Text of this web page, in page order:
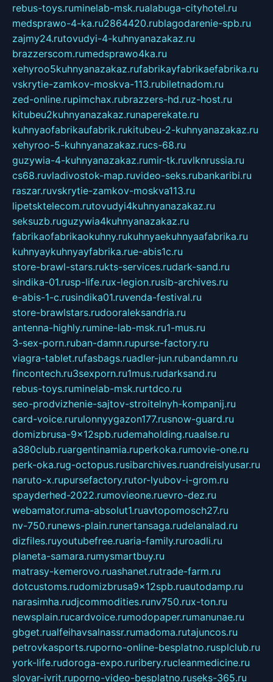
rebus-toys.ruminelab-msk.rualabuga-cityhotel.ru
medsprawo-4-ka.ru2864420.rublagodarenie-spb.ru
zajmy24.rutovudyi-4-kuhnyanazakaz.ru
brazzerscom.rumedsprawo4ka.ru
xehyroo5kuhnyanazakaz.rufabrikayfabrikaefabrika.ru
vskrytie-zamkov-moskva-113.rubiletnadom.ru
zed-online.rupimchax.rubrazzers-hd.ruz-host.ru
kitubeu2kuhnyanazakaz.runaperekate.ru
kuhnyaofabrikaufabrik.rukitubeu-2-kuhnyanazakaz.ru
xehyroo-5-kuhnyanazakaz.rucs-68.ru
guzywia-4-kuhnyanazakaz.rumir-tk.ruvlknrussia.ru
cs68.ruvladivostok-map.ruvideo-seks.rubankaribi.ru
raszar.ruvskrytie-zamkov-moskva113.ru
lipetsktelecom.rutovudyi4kuhnyanazakaz.ru
seksuzb.ruguzywia4kuhnyanazakaz.ru
fabrikaofabrikaokuhny.rukuhnyaekuhnyaafabrika.ru
kuhnyaykuhnyayfabrika.rue-abis1c.ru
store-brawl-stars.rukts-services.rudark-sand.ru
sindika-01.rusp-life.rux-legion.rusib-archives.ru
e-abis-1-c.rusindika01.ruvenda-festival.ru
store-brawlstars.rudooraleksandria.ru
antenna-highly.rumine-lab-msk.ru1-mus.ru
3-sex-porn.ruban-damn.rupurse-factory.ru
viagra-tablet.rufasbags.ruadler-jun.rubandamn.ru
fincontech.ru3sexporn.ru1mus.rudarksand.ru
rebus-toys.ruminelab-msk.rurtdco.ru
seo-prodvizhenie-sajtov-stroitelnyh-kompanij.ru
card-voice.rurulonnyygazon177.rusnow-guard.ru
domizbrusa-9x12spb.rudemaholding.ruaalse.ru
a380club.ruargentinamia.ruperkoka.rumovie-one.ru
perk-oka.rug-octopus.rusibarchives.ruandreislyusar.ru
naruto-x.rupursefactory.rutor-lyubov-i-grom.ru
spayderhed-2022.rumovieone.ruevro-dez.ru
webamator.ruma-absolut1.ruavtopomosch27.ru
nv-750.runews-plain.runertansaga.rudelanalad.ru
dizfiles.ruyoutubefree.ruaria-family.ruroadli.ru
planeta-samara.rumysmartbuy.ru
matrasy-kemerovo.ruashanet.rutrade-farm.ru
dotcustoms.rudomizbrusa9x12spb.ruautodamp.ru
narasimha.rudjcommodities.runv750.rux-ton.ru
newsplain.rucardvoice.rumodopaper.rumanunae.ru
gbget.rualfeihavsalnassr.rumadoma.rutajuncos.ru
petrovkasports.ruporno-online-besplatno.rusplclub.ru
york-life.rudoroga-expo.ruribery.rucleanmedicine.ru
slovar-ivrit.ruporno-video-besplatno.ruseks-365.ru